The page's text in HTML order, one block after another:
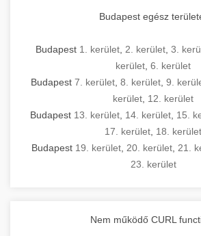
Budapest egész
Budapest 1. kerület 2. kerület 3.
kerület 6. kerület
Budapest 7. kerület, 8. kerület, 9.
kerület 12. kerület
Budapest 13. kerület 14. kerület 15.
17. kerület 18. kerület
Budapest 19. kerület 20. kerület 21.
23. kerület
Nem működő CURL